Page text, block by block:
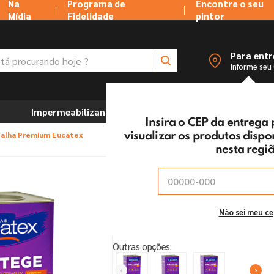
Na
Mídia
Programa de
Fidelidade
Encontre o seu
pintor
Para
Informe seu
Insira o CEP da
visualizar os produtos
nesta
Não sei meu
Impermeabilizantes
Premium Eucatex
Tinta Acrílica Fosco
Vendido e entregue por:Tintas MC Ltda
Outras opções: